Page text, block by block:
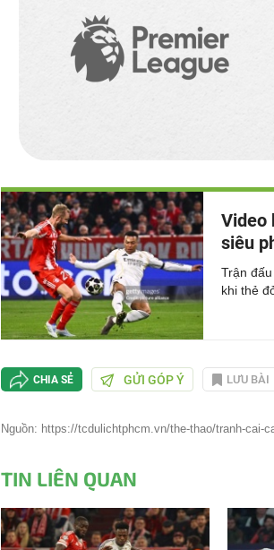
Video
siêu
Trận
khi thẻ
CHIA SẺ GỬI GÓP Ý LƯU BÀI
Nguồn: https://tcdulichtphcm.vn/the-thao/tranh-cai-
TIN LIÊN QUAN